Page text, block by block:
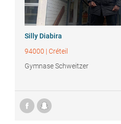
Silly Diabira
94000 | Créteil
Gymnase Schweitzer